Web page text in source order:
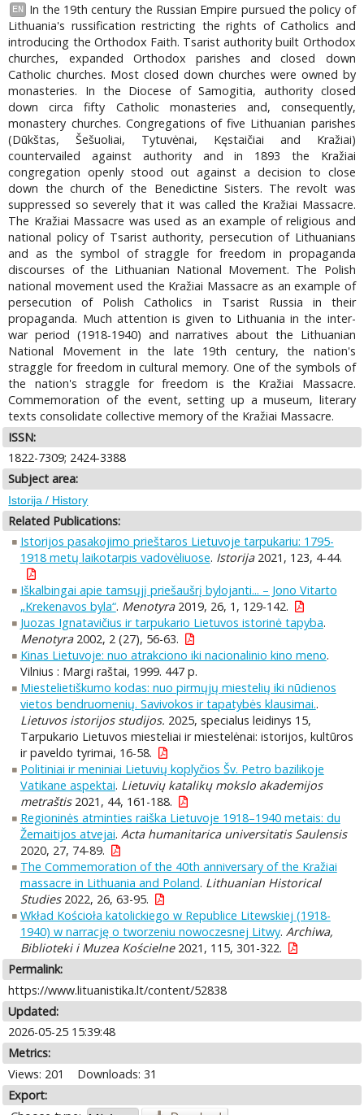
EN
In the 19th century the Russian Empire pursued the policy of
Lithuania's russification restricting the rights of Catholics and
introducing the Orthodox Faith. Tsarist authority built Orthodox
churches, expanded Orthodox parishes and closed down
Catholic churches. Most closed down churches were owned by
monasteries. In the Diocese of Samogitia, authority closed
down circa fifty Catholic monasteries and, consequently,
monastery churches. Congregations of five Lithuanian parishes
(Dūkštas, Šešuoliai, Tytuvėnai, Kęstaičiai and Kražiai)
countervailed against authority and in 1893 the Kražiai
congregation openly stood out against a decision to close
down the church of the Benedictine Sisters. The revolt was
suppressed so severely that it was called the Kražiai Massacre.
The Kražiai Massacre was used as an example of religious and
national policy of Tsarist authority, persecution of Lithuanians
and as the symbol of straggle for freedom in propaganda
discourses of the Lithuanian National Movement. The Polish
national movement used the Kražiai Massacre as an example of
persecution of Polish Catholics in Tsarist Russia in their
propaganda. Much attention is given to Lithuania in the inter-
war period (1918-1940) and narratives about the Lithuanian
National Movement in the late 19th century, the nation's
straggle for freedom in cultural memory. One of the symbols of
the nation's straggle for freedom is the Kražiai Massacre.
Commemoration of the event, setting up a museum, literary
texts consolidate collective memory of the Kražiai Massacre.
ISSN:
1822-7309; 2424-3388
Subject area:
Istorija / History
Related Publications:
Istorijos pasakojimo prieštaros Lietuvoje tarpukariu: 1795-
1918 metų laikotarpis vadovėliuose. Istorija2021, 123, 4-44.
Iškalbingai apie tamsųjį priešaušrį bylojanti... – Jono Vitarto
„Krekenavos byla“. Menotyra2019, 26, 1, 129-142.
Juozas Ignatavičius ir tarpukario Lietuvos istorinė tapyba.
Menotyra2002, 2 (27), 56-63.
Kinas Lietuvoje: nuo atrakciono iki nacionalinio kino meno.
Vilnius : Margi raštai, 1999. 447 p.
Miestelietiškumo kodas: nuo pirmųjų miestelių iki nūdienos
vietos bendruomenių. Savivokos ir tapatybės klausimai..
Lietuvos istorijos studijos. 2025, specialus leidinys 15,
Tarpukario Lietuvos miesteliai ir miestelėnai: istorijos, kultūros
ir paveldo tyrimai, 16-58.
Politiniai ir meniniai Lietuvių koplyčios Šv. Petro bazilikoje
Vatikane aspektai. Lietuvių katalikų mokslo akademijos
metraštis2021, 44, 161-188.
Regioninės atminties raiška Lietuvoje 1918–1940 metais: du
Žemaitijos atvejai. Acta humanitarica universitatis Saulensis
2020, 27, 74-89.
The Commemoration of the 40th anniversary of the Kražiai
massacre in Lithuania and Poland. Lithuanian Historical
Studies2022, 26, 63-95.
Wkład Kościoła katolickiego w Republice Litewskiej (1918-
1940) w narrację o tworzeniu nowoczesnej Litwy. Archiwa,
Biblioteki i Muzea Kościelne2021, 115, 301-322.
Permalink:
https://www.lituanistika.lt/content/52838
Updated:
2026-05-25 15:39:48
Metrics:
Views: 201
Downloads: 31
Export: